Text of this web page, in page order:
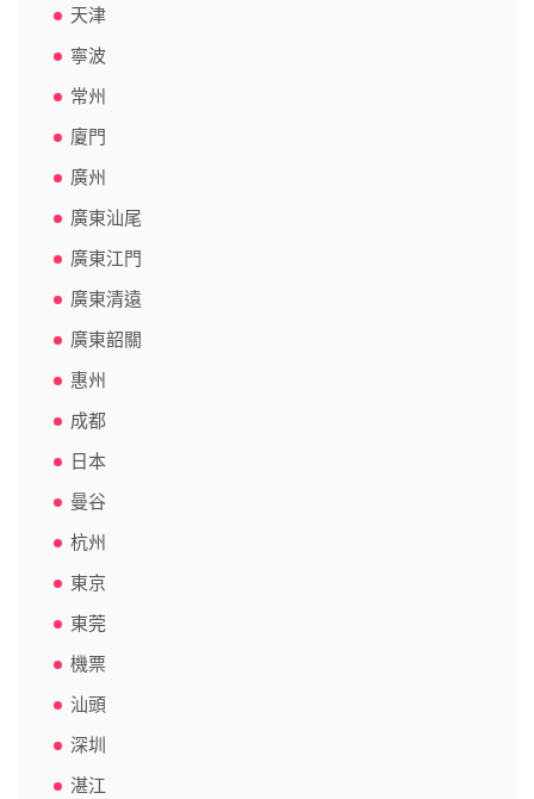
天津
寧波
常州
廈門
廣州
廣東汕尾
廣東江門
廣東清遠
廣東韶關
惠州
成都
日本
曼谷
杭州
東京
東莞
機票
汕頭
深圳
湛江